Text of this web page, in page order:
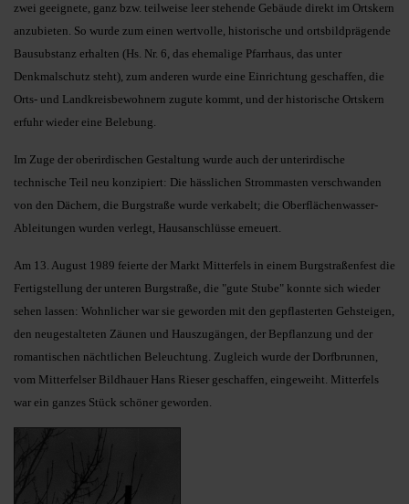
zwei geeignete, ganz bzw. teilweise leer stehende Gebäude direkt im Ortskern
anzubieten. So wurde zum einen wertvolle, historische und ortsbildprägende
Bausubstanz erhalten (Hs. Nr. 6, das ehemalige Pfarrhaus, das unter
Denkmalschutz steht), zum anderen wurde eine Einrichtung geschaffen, die
Orts- und Landkreisbewohnern zugute kommt, und der historische Ortskern
erfuhr wieder eine Belebung.
Im Zuge der oberirdischen Gestaltung wurde auch der unterirdische
technische Teil neu konzipiert: Die hässlichen Strommasten verschwanden
von den Dächern, die Burgstraße wurde verkabelt; die Oberflächenwasser-
Ableitungen wurden verlegt, Hausanschlüsse erneuert.
Am 13. August 1989 feierte der Markt Mitterfels in einem Burgstraßenfest die
Fertigstellung der unteren Burgstraße, die "gute Stube" konnte sich wieder
sehen lassen: Wohnlicher war sie geworden mit den gepflasterten Gehsteigen,
den neugestalteten Zäunen und Hauszugängen, der Bepflanzung und der
romantischen nächtlichen Beleuchtung. Zugleich wurde der Dorfbrunnen,
vom Mitterfelser Bildhauer Hans Rieser geschaffen, eingeweiht. Mitterfels
war ein ganzes Stück schöner geworden.